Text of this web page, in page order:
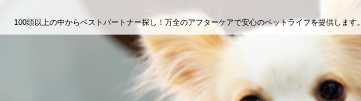
100頭以上の中からベストパートナー探し！万全のアフターケアで安心のペットライフを提供します。